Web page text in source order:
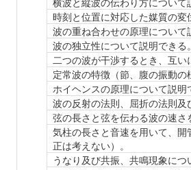
時刻と位置に対応した媒質の
波の重ね合わせの原理について
波の独立性について説明できる
二つの波が干渉するとき、互
定常波の特徴（節、腹の振動
ホイヘンスの原理について説明
波の反射の法則、屈折の法則
弦の長さと弦を伝わる波の速
気柱の長さと音速を用いて、
正は考えない）。
うなり及び共振、共鳴現象に